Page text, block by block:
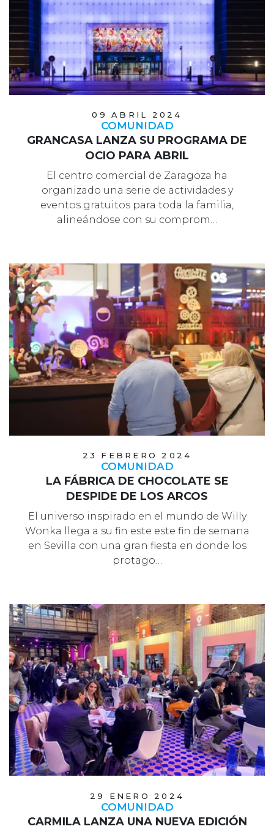
09 ABRIL 2024
COMUNIDAD
GRANCASA LANZA SU PROGRAMA DE
OCIO PARA ABRIL
El centro comercial de Zaragoza ha
organizado una serie de actividades y
eventos gratuitos para toda la familia,
alineándose con su comprom…
23 FEBRERO 2024
COMUNIDAD
LA FÁBRICA DE CHOCOLATE SE
DESPIDE DE LOS ARCOS
El universo inspirado en el mundo de Willy
Wonka llega a su fin este este fin de semana
en Sevilla con una gran fiesta en donde los
protago…
29 ENERO 2024
COMUNIDAD
CARMILA LANZA UNA NUEVA EDICIÓN